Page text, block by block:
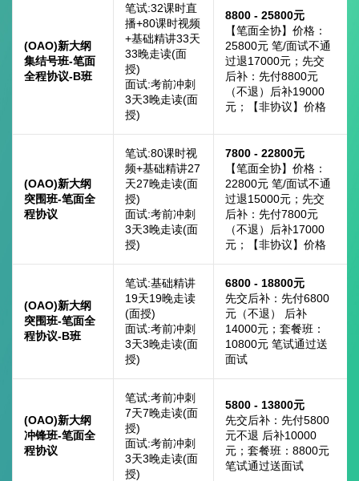
(OAO)新大纲
集结号班-笔面
全程协议-B班
笔试:32课时直
播+80课时视频
+基础精讲33天
33晚走读(面
授)
面试:考前冲刺
3天3晚走读(面
授)
8800 - 25800元
【笔面全协】价格：
25800元 笔/面试不通
过退17000元；先交
后补：先付8800元
（不退）后补19000
元；【非协议】价格
(OAO)新大纲
突围班-笔面全
程协议
笔试:80课时视
频+基础精讲27
天27晚走读(面
授)
面试:考前冲刺
3天3晚走读(面
授)
7800 - 22800元
【笔面全协】价格：
22800元 笔/面试不通
过退15000元；先交
后补：先付7800元
（不退）后补17000
元；【非协议】价格
(OAO)新大纲
突围班-笔面全
程协议-B班
笔试:基础精讲
19天19晚走读
(面授)
面试:考前冲刺
3天3晚走读(面
授)
6800 - 18800元
先交后补：先付6800
元（不退） 后补
14000元；套餐班：
10800元 笔试通过送
面试
(OAO)新大纲
冲锋班-笔面全
程协议
笔试:考前冲刺
7天7晚走读(面
授)
面试:考前冲刺
3天3晚走读(面
授)
5800 - 13800元
先交后补：先付5800
元不退 后补10000
元；套餐班：8800元
笔试通过送面试